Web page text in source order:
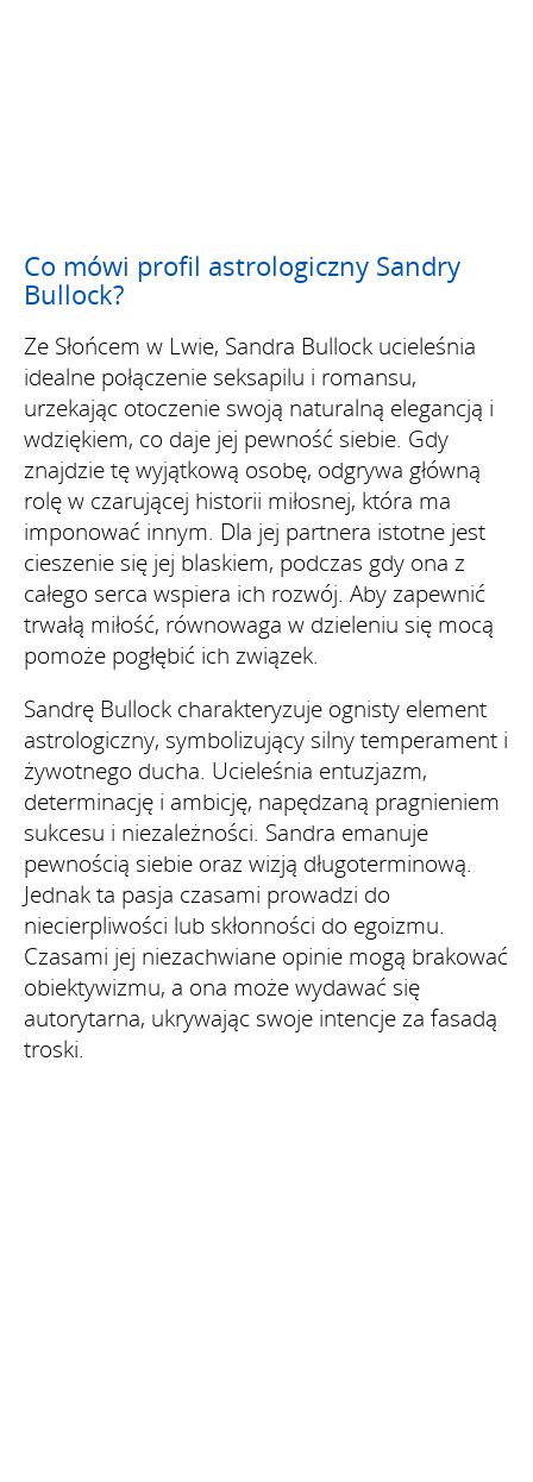
Co mówi profil astrologiczny Sandry
Bullock?
Ze Słońcem w Lwie, Sandra Bullock ucieleśnia
idealne połączenie seksapilu i romansu,
urzekając otoczenie swoją naturalną elegancją i
wdziękiem, co daje jej pewność siebie. Gdy
znajdzie tę wyjątkową osobę, odgrywa główną
rolę w czarującej historii miłosnej, która ma
imponować innym. Dla jej partnera istotne jest
cieszenie się jej blaskiem, podczas gdy ona z
całego serca wspiera ich rozwój. Aby zapewnić
trwałą miłość, równowaga w dzieleniu się mocą
pomoże pogłębić ich związek.
Sandrę Bullock charakteryzuje ognisty element
astrologiczny, symbolizujący silny temperament i
żywotnego ducha. Ucieleśnia entuzjazm,
determinację i ambicję, napędzaną pragnieniem
sukcesu i niezależności. Sandra emanuje
pewnością siebie oraz wizją długoterminową.
Jednak ta pasja czasami prowadzi do
niecierpliwości lub skłonności do egoizmu.
Czasami jej niezachwiane opinie mogą brakować
obiektywizmu, a ona może wydawać się
autorytarna, ukrywając swoje intencje za fasadą
troski.